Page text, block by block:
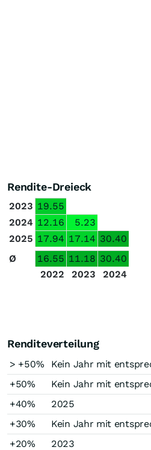
Rendite-Dreieck
2023 19.55
2024 12.16
5.23
2025 17.94 17.14 30.40
Ø
16.55 11.18 30.40
2022
2023 2024
Renditeverteilung
> +50%
Kein Jahr mit
+50%
Kein Jahr mit
+40%
2025
+30%
Kein Jahr mit
+20%
2023